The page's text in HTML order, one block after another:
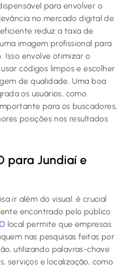
para envolver o
no mercado digital de
reduz a taxa de
imagem profissional para
Isso envolve otimizar o
códigos limpos e escolher
de qualidade. Uma boa
os usuários, como
para os buscadores,
posições nos resultados
para Jundiaí e
ir além do visual: é crucial
encontrado pelo público
local permite que empresas
nas pesquisas feitas por
utilizando palavras-chave
serviços e localização, como